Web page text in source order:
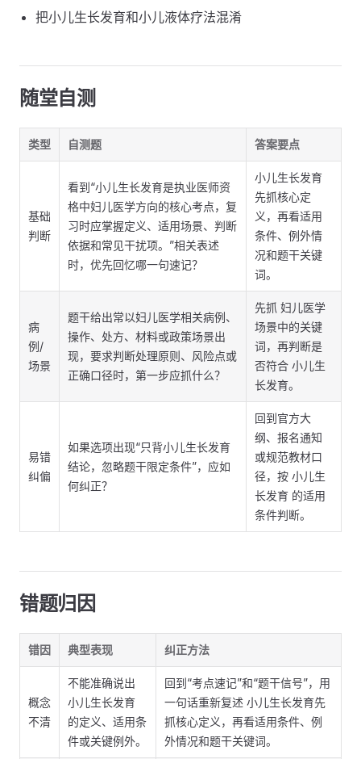
把小儿生长发育和小儿液体疗法混淆
随堂自测
类型 自测题 答案要点
基础
判断
看到“小儿生长发育是执业医师资
格中妇儿医学方向的核心考点，复
习时应掌握定义、适用场景、判断
依据和常见干扰项。”相关表述
时，优先回忆哪一句速记？
小儿生长发育
先抓核心定
义，再看适用
条件、例外情
况和题干关键
词。
病
例/
场景
题干给出常以妇儿医学相关病例、
操作、处方、材料或政策场景出
现，要求判断处理原则、风险点或
正确口径时，第一步应抓什么？
先抓 妇儿医学
场景中的关键
词，再判断是
否符合 小儿生
长发育。
易错
纠偏
如果选项出现“只背小儿生长发育
结论，忽略题干限定条件”，应如
何纠正？
回到官方大
纲、报名通知
或规范教材口
径，按 小儿生
长发育 的适用
条件判断。
错题归因
错因 典型表现 纠正方法
概念
不清
不能准确说出
小儿生长发育
的定义、适用条
件或关键例外。
回到“考点速记”和“题干信号”，用
一句话重新复述 小儿生长发育先
抓核心定义，再看适用条件、例
外情况和题干关键词。